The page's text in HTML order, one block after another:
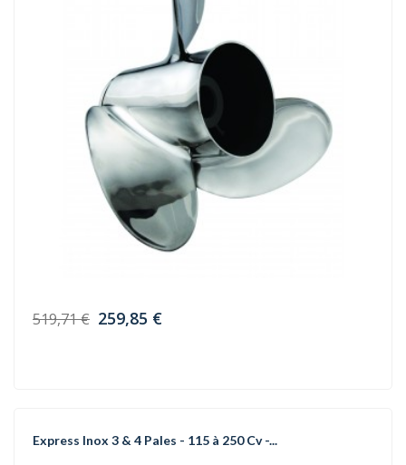
519,71 € 259,85 €
Express Inox 3 & 4 Pales - 115 à 250 Cv -...